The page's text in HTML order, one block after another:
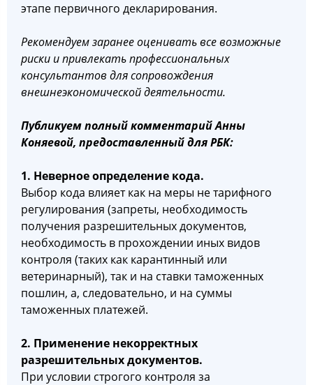
этапе первичного декларирования.
Рекомендуем заранее оценивать все возможные
риски и привлекать профессиональных
консультантов для сопровождения
внешнеэкономической деятельности.
Публикуем полный комментарий Анны
Коняевой, предоставленный для РБК:
1. Неверное определение кода.
Выбор кода влияет как на меры не тарифного
регулирования (запреты, необходимость
получения разрешительных документов,
необходимость в прохождении иных видов
контроля (таких как карантинный или
ветеринарный), так и на ставки таможенных
пошлин, а, следовательно, и на суммы
таможенных платежей.
2. Применение некорректных
разрешительных документов.
При условии строгого контроля за